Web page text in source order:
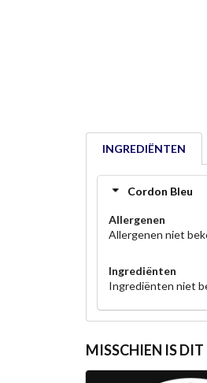
INGREDIËNTEN
Cordon Bleu
Allergenen
Allergenen niet
Ingrediënten
Ingrediënten niet
MISSCHIEN IS